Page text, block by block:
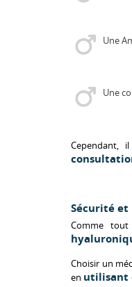
Une
Une
Cependant,
Sécurité et
Comme
Choisir un
en utilisant